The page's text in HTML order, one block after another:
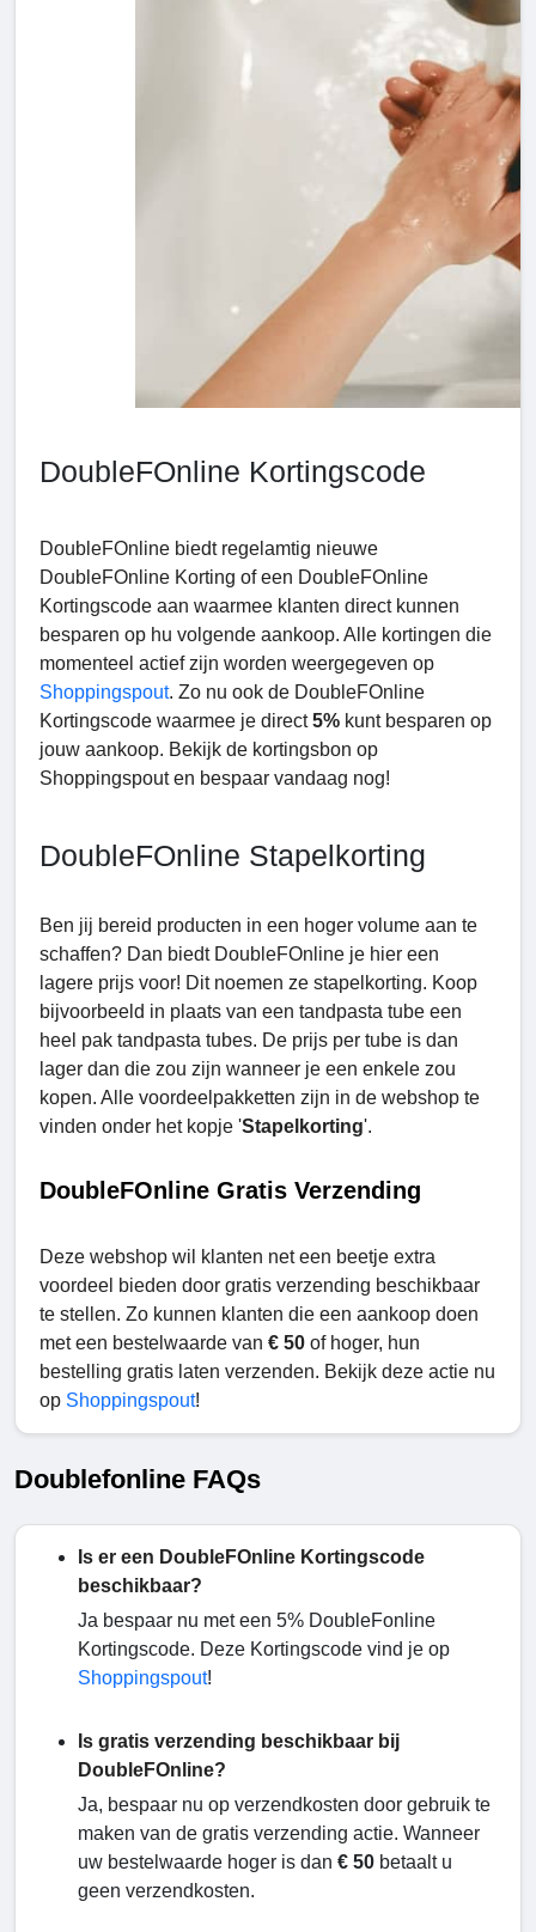
DoubleFOnline Kortingscode
DoubleFOnline biedt regelamtig nieuwe
DoubleFOnline Korting of een DoubleFOnline
Kortingscode aan waarmee klanten direct kunnen
besparen op hu volgende aankoop. Alle kortingen die
momenteel actief zijn worden weergegeven op
Shoppingspout. Zo nu ook de DoubleFOnline
Kortingscode waarmee je direct5% kunt besparen op
jouw aankoop. Bekijk de kortingsbon op
Shoppingspout en bespaar vandaag nog!
DoubleFOnline Stapelkorting
Ben jij bereid producten in een hoger volume aan te
schaffen? Dan biedt DoubleFOnline je hier een
lagere prijs voor! Dit noemen ze stapelkorting. Koop
bijvoorbeeld in plaats van een tandpasta tube een
heel pak tandpasta tubes. De prijs per tube is dan
lager dan die zou zijn wanneer je een enkele zou
kopen. Alle voordeelpakketten zijn in de webshop te
vinden onder het kopje 'Stapelkorting'.
DoubleFOnline Gratis Verzending
Deze webshop wil klanten net een beetje extra
voordeel bieden door gratis verzending beschikbaar
te stellen. Zo kunnen klanten die een aankoop doen
met een bestelwaarde van € 50 of hoger, hun
bestelling gratis laten verzenden. Bekijk deze actie nu
op Shoppingspout!
Doublefonline FAQs
Is er een DoubleFOnline Kortingscode
beschikbaar?
Ja bespaar nu met een 5% DoubleFonline
Kortingscode. Deze Kortingscode vind je op
Shoppingspout!
Is gratis verzending beschikbaar bij
DoubleFOnline?
Ja, bespaar nu op verzendkosten door gebruik te
maken van de gratis verzending actie. Wanneer
uw bestelwaarde hoger is dan € 50 betaalt u
geen verzendkosten.